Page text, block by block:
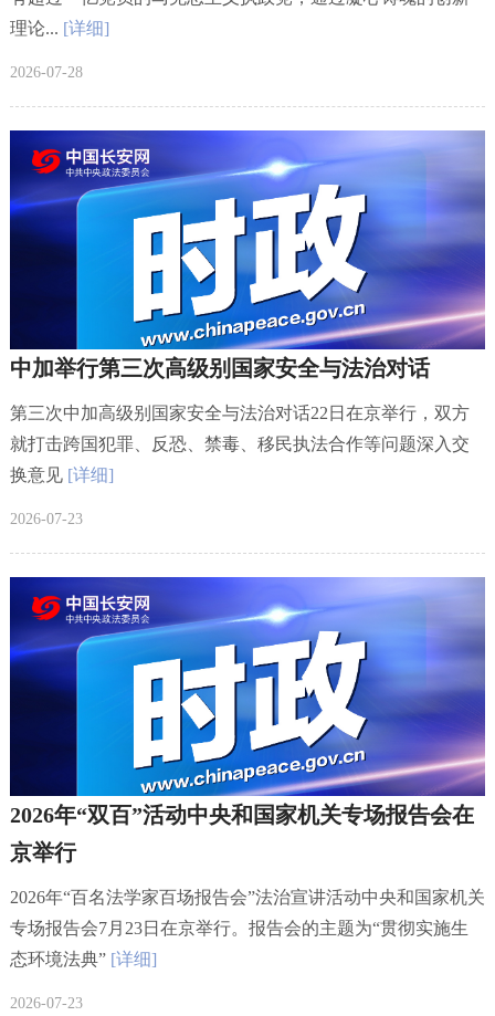
理论... [详细]
2026-07-28
中加举行第三次高级别国家安全与法治对话
第三次中加高级别国家安全与法治对话22日在京举行，双方
就打击跨国犯罪、反恐、禁毒、移民执法合作等问题深入交
换意见 [详细]
2026-07-23
2026年“双百”活动中央和国家机关专场报告会在
京举行
2026年“百名法学家百场报告会”法治宣讲活动中央和国家机关
专场报告会7月23日在京举行。报告会的主题为“贯彻实施生
态环境法典” [详细]
2026-07-23